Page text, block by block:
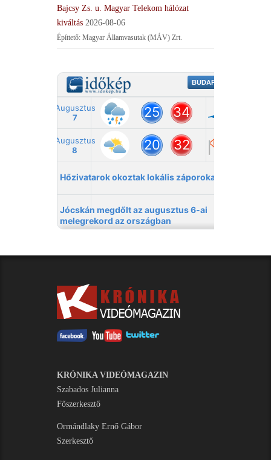
Bajcsy Zs. u. Magyar Telekom hálózat
kiváltás 2026-08-06
Építtető: Magyar Államvasutak (MÁV) Zrt.
KRÓNIKA VIDEÓMAGAZIN
Szabados Julianna
Főszerkesztő
Ormándlaky Ernő Gábor
Szerkesztő